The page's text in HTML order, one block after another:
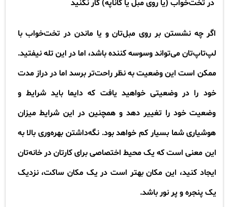
در تخت‌خواب (‏یا روی مبل یا کاناپه)‏ کار نکنید
اگر چه نشستن بر روی مبل‌تان و یا ماندن در تخت‌خواب با
لپ‌تاپ‌تان می‌تواند وسوسه کننده باشد، اما در این تله نیفتید.
ممکن است این وضعیت به نظر راحت‌تر برسد اما در دراز مدت
خود را در وضعیتی خواهید یافت که دايما باید شرایط و
وضعیت خود را تغییر دهد و همچنین در این شرایط میزان
هوشیاری شما بسیار کم خواهد بود. نگه‌داشتن بهره‌وری بالا به
این معنی است که یک محیط اختصاصی برای کارتان در خانه‌تان
ایجاد کنید، این مکان بهتر است در یک مکان ساکت، نزدیک
یک پنجره و پر نور باشد.